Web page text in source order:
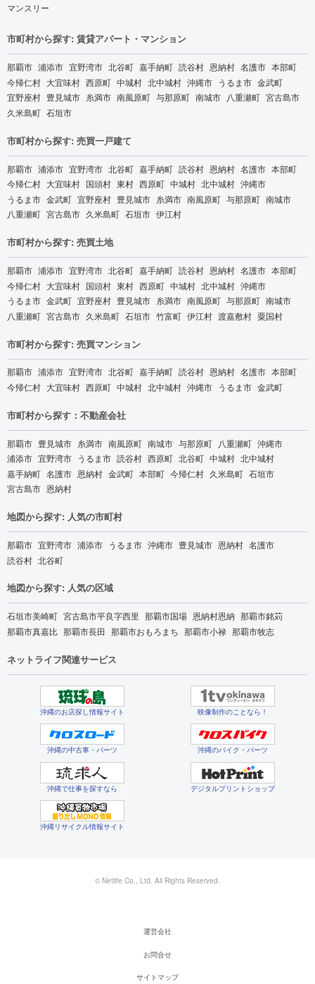
マンスリー
市町村から探す: 賃貸アパート・マンション
那覇市 浦添市 宜野湾市 北谷町 嘉手納町 読谷村 恩納村 名護市 本部町
今帰仁村 大宜味村 西原町 中城村 北中城村 沖縄市 うるま市 金武町
宜野座村 豊見城市 糸満市 南風原町 与那原町 南城市 八重瀬町 宮古島市
久米島町 石垣市
市町村から探す: 売買一戸建て
那覇市 浦添市 宜野湾市 北谷町 嘉手納町 読谷村 恩納村 名護市 本部町
今帰仁村 大宜味村 国頭村 東村 西原町 中城村 北中城村 沖縄市
うるま市 金武町 宜野座村 豊見城市 糸満市 南風原町 与那原町 南城市
八重瀬町 宮古島市 久米島町 石垣市 伊江村
市町村から探す: 売買土地
那覇市 浦添市 宜野湾市 北谷町 嘉手納町 読谷村 恩納村 名護市 本部町
今帰仁村 大宜味村 国頭村 東村 西原町 中城村 北中城村 沖縄市
うるま市 金武町 宜野座村 豊見城市 糸満市 南風原町 与那原町 南城市
八重瀬町 宮古島市 久米島町 石垣市 竹富町 伊江村 渡嘉敷村 粟国村
市町村から探す: 売買マンション
那覇市 浦添市 宜野湾市 北谷町 嘉手納町 読谷村 恩納村 名護市 本部町
今帰仁村 大宜味村 西原町 中城村 北中城村 沖縄市 うるま市 金武町
市町村から探す：不動産会社
那覇市 豊見城市 糸満市 南風原町 南城市 与那原町 八重瀬町 沖縄市
浦添市 宜野湾市 うるま市 読谷村 西原町 北谷町 中城村 北中城村
嘉手納町 名護市 恩納村 金武町 本部町 今帰仁村 久米島町 石垣市
宮古島市 恩納村
地図から探す: 人気の市町村
那覇市 宜野湾市 浦添市 うるま市 沖縄市 豊見城市 恩納村 名護市
読谷村 北谷町
地図から探す: 人気の区域
石垣市美崎町 宮古島市平良字西里 那覇市国場 恩納村恩納 那覇市銘苅
那覇市真嘉比 那覇市長田 那覇市おもろまち 那覇市小禄 那覇市牧志
ネットライフ関連サービス
沖縄のお店探し情報サイト 映像制作のことなら！
沖縄の中古車・パーツ 沖縄のバイク・パーツ
沖縄で仕事を探すなら デジタルプリントショップ
沖縄リサイクル情報サイト
© Netlife Co., Ltd. All Rights Reserved.
運営会社
お問合せ
サイトマップ